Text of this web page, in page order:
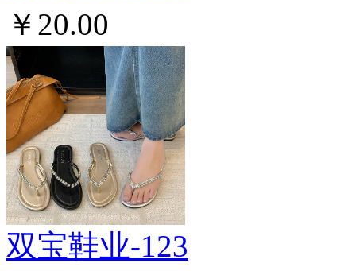
￥20.00
双宝鞋业-123